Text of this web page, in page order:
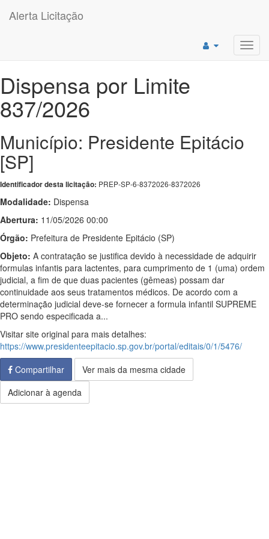
Alerta Licitação
Dispensa por Limite
837/2026
Município: Presidente Epitácio
[SP]
Identificador desta licitação: PREP-SP-6-8372026-8372026
Modalidade: Dispensa
Abertura: 11/05/2026 00:00
Órgão: Prefeitura de Presidente Epitácio (SP)
Objeto: A contratação se justifica devido à necessidade de adquirir
formulas infantis para lactentes, para cumprimento de 1 (uma) ordem
judicial, a fim de que duas pacientes (gêmeas) possam dar
continuidade aos seus tratamentos médicos. De acordo com a
determinação judicial deve-se fornecer a formula infantil SUPREME
PRO sendo especificada a...
Visitar site original para mais detalhes:
https://www.presidenteepitacio.sp.gov.br/portal/editais/0/1/5476/
Compartilhar
Ver mais da mesma cidade
Adicionar à agenda